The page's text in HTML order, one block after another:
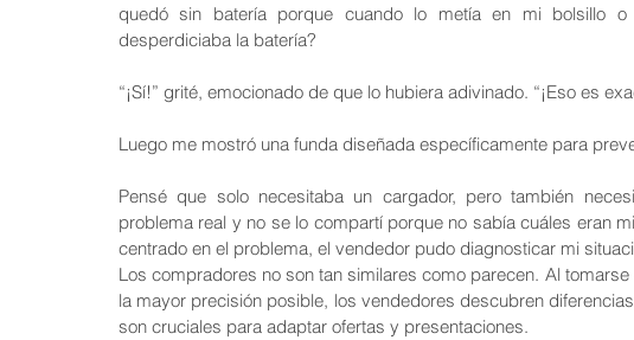
quedó sin batería porque cuando lo metía en mi bolsillo
desperdiciaba la batería?
“¡Sí!” grité, emocionado de que lo hubiera adivinado. “¡Eso es
Luego me mostró una funda diseñada específicamente para
Pensé que solo necesitaba un cargador, pero también
problema real y no se lo compartí porque no sabía cuáles eran
centrado en el problema, el vendedor pudo diagnosticar mi
Los compradores no son tan similares como parecen. Al
la mayor precisión posible, los vendedores descubren
son cruciales para adaptar ofertas y presentaciones.